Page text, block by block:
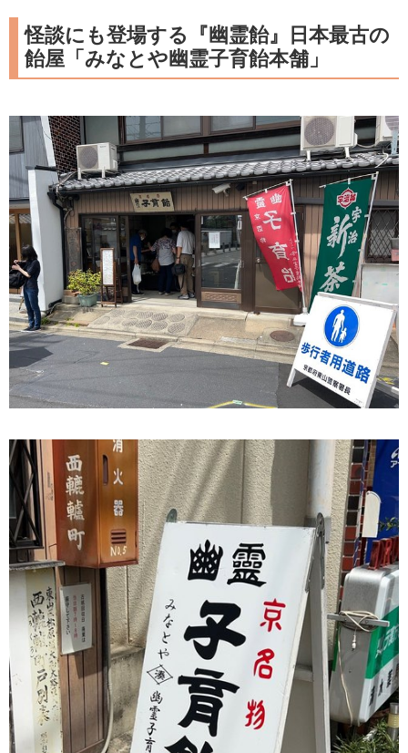
怪談にも登場する『幽霊飴』日本最古の
飴屋「みなとや幽霊子育飴本舗」